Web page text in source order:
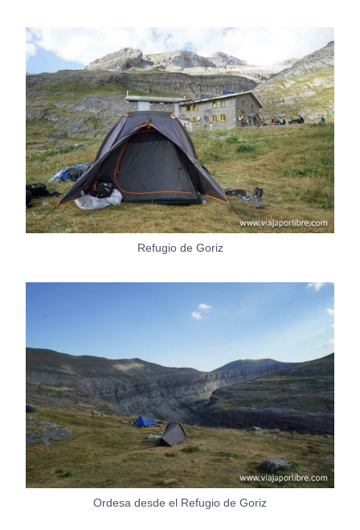
Refugio de Goriz
Ordesa desde el Refugio de Goriz